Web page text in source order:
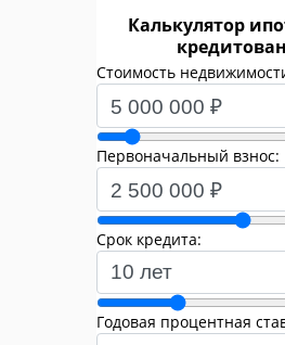
Калькулятор
Стоимость
Первоначальный взнос:
Срок кредита:
Годовая процентная